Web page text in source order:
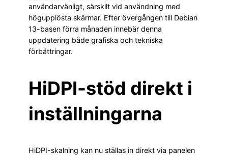
användarvänligt, särskilt vid användning med
högupplösta skärmar. Efter övergången till Debian
13-basen förra månaden innebär denna
uppdatering både grafiska och tekniska
förbättringar.
HiDPI-stöd direkt i
inställningarna
HiDPI-skalning kan nu ställas in direkt via panelen